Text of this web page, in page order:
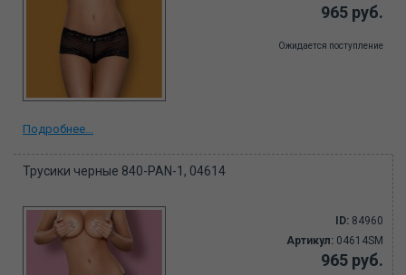
965 руб.
Ожидается поступление
Подробнее...
Трусики черные 840-PAN-1, 04614
ID: 84960
Артикул: 04614SM
965 руб.